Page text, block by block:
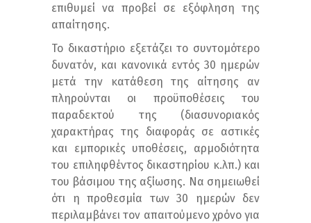
επιθυμεί να προβεί σε εξόφληση της
απαίτησης.
Το δικαστήριο εξετάζει το συντομότερο
δυνατόν, και κανονικά εντός 30 ημερών
μετά την κατάθεση της αίτησης αν
πληρούνται οι προϋποθέσεις του
παραδεκτού της (διασυνοριακός
χαρακτήρας της διαφοράς σε αστικές
και εμπορικές υποθέσεις, αρμοδιότητα
του επιληφθέντος δικαστηρίου κ.λπ.) και
του βάσιμου της αξίωσης. Να σημειωθεί
ότι η προθεσμία των 30 ημερών δεν
περιλαμβάνει τον απαιτούμενο χρόνο για